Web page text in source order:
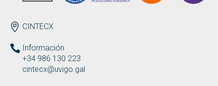
ENDEREZO
CINTECX
Información
+34 986 130 223
cintecx@uvigo.gal